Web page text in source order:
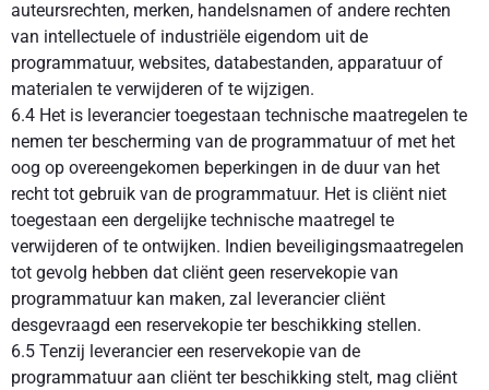
auteursrechten, merken, handelsnamen of andere rechten
van intellectuele of industriële eigendom uit de
programmatuur, websites, databestanden, apparatuur of
materialen te verwijderen of te wijzigen.
6.4 Het is leverancier toegestaan technische maatregelen te
nemen ter bescherming van de programmatuur of met het
oog op overeengekomen beperkingen in de duur van het
recht tot gebruik van de programmatuur. Het is cliënt niet
toegestaan een dergelijke technische maatregel te
verwijderen of te ontwijken. Indien beveiligingsmaatregelen
tot gevolg hebben dat cliënt geen reservekopie van
programmatuur kan maken, zal leverancier cliënt
desgevraagd een reservekopie ter beschikking stellen.
6.5 Tenzij leverancier een reservekopie van de
programmatuur aan cliënt ter beschikking stelt, mag cliënt